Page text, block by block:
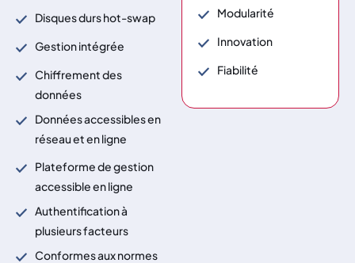
Disques durs hot-swap
Gestion intégrée
Chiffrement des
données
Données accessibles en
réseau et en ligne
Plateforme de gestion
accessible en ligne
Authentification à
plusieurs facteurs
Conformes aux normes
Modularité
Innovation
Fiabilité